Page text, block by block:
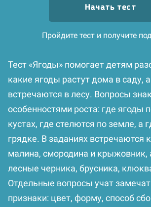
Начать тест
Пройдите тест и получите
Тест «Ягоды» помогает детям
какие ягоды растут дома в саду,
встречаются в лесу. Вопросы
особенностями роста: где ягоды
кустах, где стелются по земле, а
грядке. В заданиях встречаются
малина, смородина и крыжовник,
лесные черника, брусника,
Отдельные вопросы учат
признаки: цвет, форму, способ